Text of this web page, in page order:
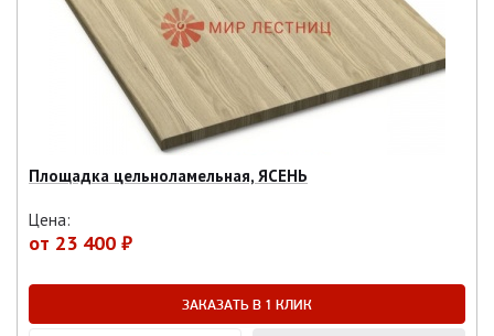
Площадка цельноламельная, ЯСЕНЬ
Цена:
от 23 400 ₽
ЗАКАЗАТЬ В 1 КЛИК